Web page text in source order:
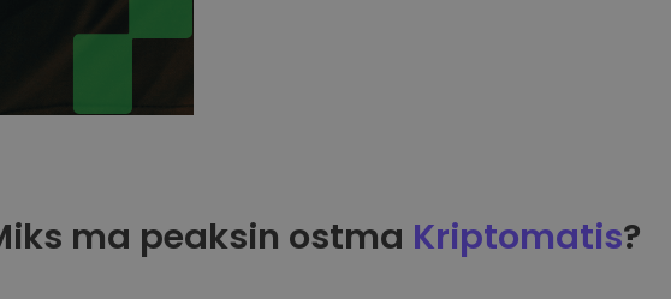
ma peaksin ostma Kriptomatis?